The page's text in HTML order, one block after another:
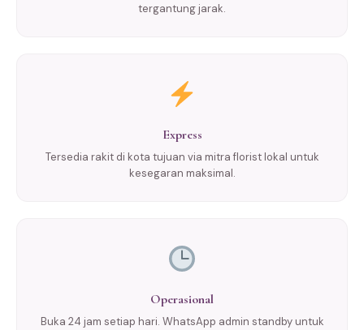
tergantung jarak.
Express
Tersedia rakit di kota tujuan via mitra florist lokal untuk
kesegaran maksimal.
Operasional
Buka 24 jam setiap hari. WhatsApp admin standby untuk